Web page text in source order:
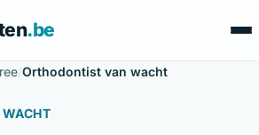
.be
/Orthodontist van wacht